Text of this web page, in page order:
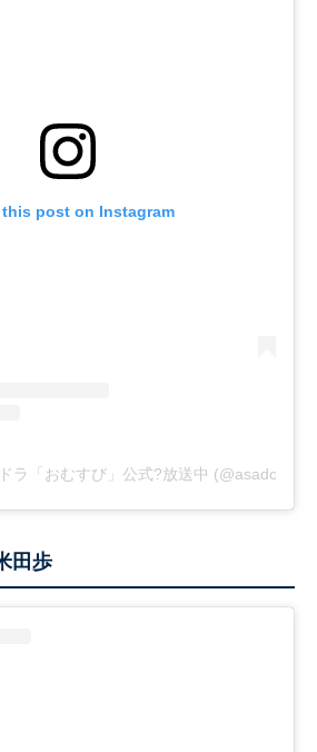
this post on Instagram
ラ「おむすび」公式?放送中
田歩